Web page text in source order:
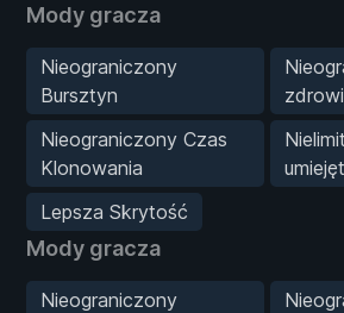
Mody gracza
Nieograniczony
Bursztyn
Nieograniczony Czas
Klonowania
Lepsza Skrytość
Mody gracza
Nieograniczony